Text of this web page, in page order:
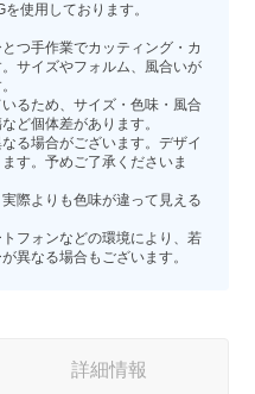
使用しております。
つ手作業でカッティング・カ
サイズやフォルム、風合いが
るため、サイズ・色味・風合
ど個体差があります。
る場合がございます。デザイ
す。予めご了承くださいま
際よりも色味が違って見える
フォンなどの環境により、若
異なる場合もございます。
詳細情報